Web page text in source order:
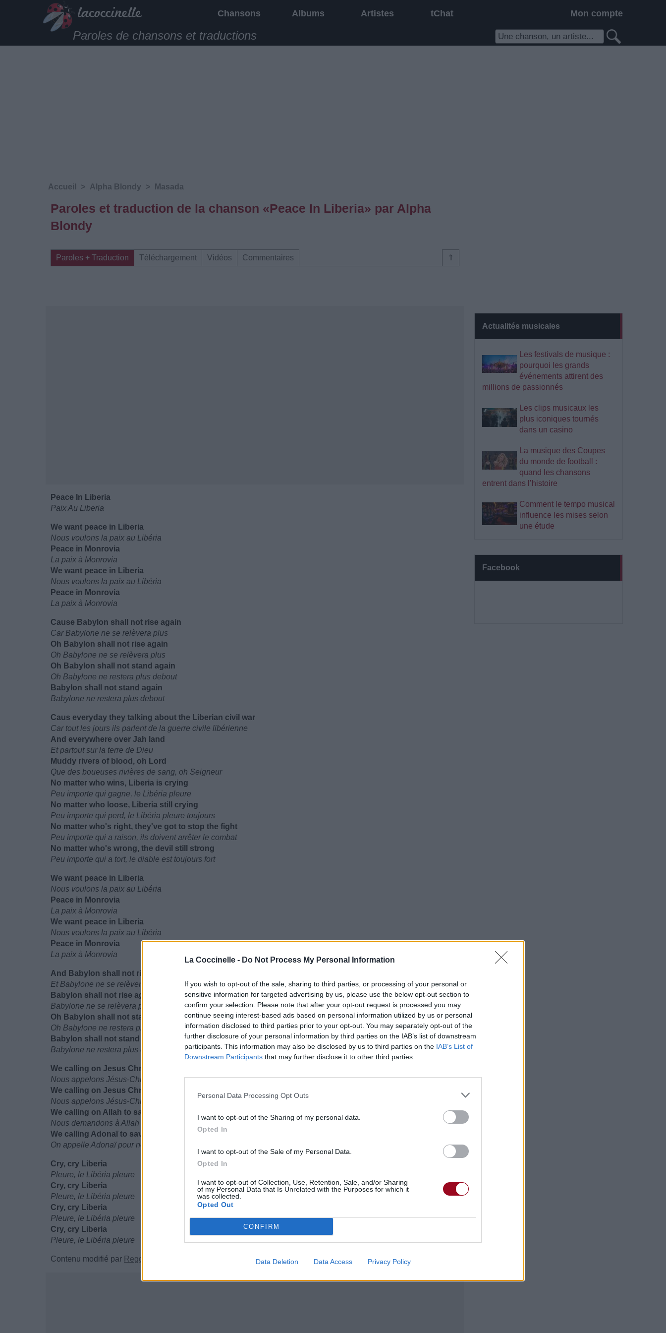
La Coccinelle - Do Not Process My Personal Information
If you wish to opt-out of the sale, sharing to third parties, or processing of your personal or
sensitive information for targeted advertising by us, please use the below opt-out section to
confirm your selection. Please note that after your opt-out request is processed you may
continue seeing interest-based ads based on personal information utilized by us or personal
information disclosed to third parties prior to your opt-out. You may separately opt-out of the
further disclosure of your personal information by third parties on the IAB’s list of downstream
participants. This information may also be disclosed by us to third parties on the IAB’s List of
Downstream Participants that may further disclose it to other third parties.
Personal Data Processing Opt Outs
I want to opt-out of the Sharing of my personal data.
Opted In
I want to opt-out of the Sale of my Personal Data.
Opted In
I want to opt-out of Collection, Use, Retention, Sale, and/or Sharing
of my Personal Data that Is Unrelated with the Purposes for which it
was collected.
Opted Out
CONFIRM
Data Deletion Data Access Privacy Policy
Chansons Albums Artistes tChat Mon compte
Paroles de chansons et traductions
Actualités musicales
Les festivals de musique :
pourquoi les grands
événements attirent des
millions de passionnés
Les clips musicaux les
plus iconiques tournés
dans un casino
La musique des Coupes
du monde de football :
quand les chansons
entrent dans l’histoire
Comment le tempo musical
influence les mises selon
une étude
Facebook
Accueil > Alpha Blondy > Masada
Paroles et traduction de la chanson «Peace In Liberia» par Alpha
Blondy
⇑
Paroles + Traduction Téléchargement Vidéos Commentaires
Peace In Liberia
Paix Au Liberia
We want peace in Liberia
Nous voulons la paix au Libéria
Peace in Monrovia
La paix à Monrovia
We want peace in Liberia
Nous voulons la paix au Libéria
Peace in Monrovia
La paix à Monrovia
Cause Babylon shall not rise again
Car Babylone ne se relèvera plus
Oh Babylon shall not rise again
Oh Babylone ne se relèvera plus
Oh Babylon shall not stand again
Oh Babylone ne restera plus debout
Babylon shall not stand again
Babylone ne restera plus debout
Caus everyday they talking about the Liberian civil war
Car tout les jours ils parlent de la guerre civile libérienne
And everywhere over Jah land
Et partout sur la terre de Dieu
Muddy rivers of blood, oh Lord
Que des boueuses rivières de sang, oh Seigneur
No matter who wins, Liberia is crying
Peu importe qui gagne, le Libéria pleure
No matter who loose, Liberia still crying
Peu importe qui perd, le Libéria pleure toujours
No matter who's right, they've got to stop the fight
Peu importe qui a raison, ils doivent arrêter le combat
No matter who's wrong, the devil still strong
Peu importe qui a tort, le diable est toujours fort
We want peace in Liberia
Nous voulons la paix au Libéria
Peace in Monrovia
La paix à Monrovia
We want peace in Liberia
Nous voulons la paix au Libéria
Peace in Monrovia
La paix à Monrovia
And Babylon shall not rise again
Et Babylone ne se relèvera plus
Babylon shall not rise again
Babylone ne se relèvera plus
Oh Babylon shall not stand again
Oh Babylone ne restera plus debout
Babylon shall not stand again
Babylone ne restera plus debout
We calling on Jesus Christ to save I and I
Nous appelons Jésus-Christ pour qu'il nous sauve
We calling on Jesus Christ to save I and I
Nous appelons Jésus-Christ pour qu'il nous sauve
We calling on Allah to save I and I
Nous demandons à Allah de nous sauver
We calling Adonaï to save I land I
On appelle Adonaï pour nous sauver
Cry, cry Liberia
Pleure, le Libéria pleure
Cry, cry Liberia
Pleure, le Libéria pleure
Cry, cry Liberia
Pleure, le Libéria pleure
Cry, cry Liberia
Pleure, le Libéria pleure
Contenu modifié par Reggaemusic